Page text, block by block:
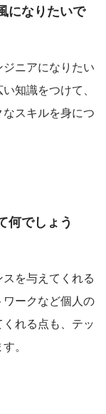
になりたいで
ニアになりたい
知識をつけて、
スキルを身につ
何でしょう
を与えてくれる
ークなど個人の
れる点も、テッ
。